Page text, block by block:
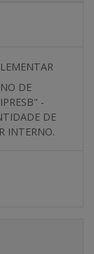
DE
-
DE
INTERNO.